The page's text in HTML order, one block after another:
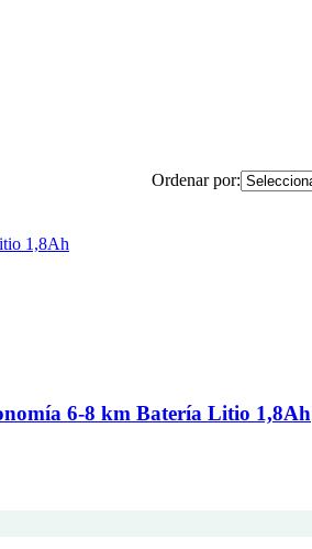
Ordenar por:
6-8 km Batería Litio 1,8Ah